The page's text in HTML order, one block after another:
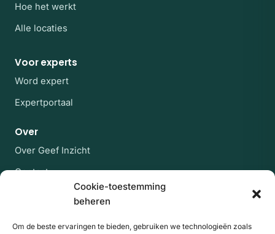
Cookie-toestemming
beheren
Om de beste ervaringen te bieden, gebruiken we technologieën zoals
Hoe het werkt
Alle locaties
Voor experts
Word expert
Expertportaal
Over
Over Geef Inzicht
Contact
Veelgestelde vragen
Blijf op de hoogte